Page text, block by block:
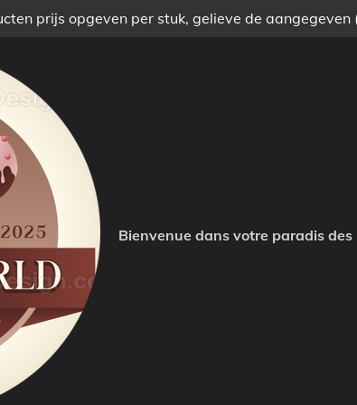
prijs opgeven per stuk, gelieve de aangegeven
Bienvenue dans votre paradis